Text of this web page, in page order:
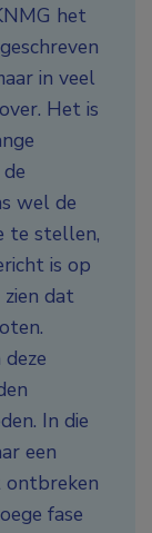
het
in veel
Het is
wel de
te stellen,
is op
dat
In die
een
ontbreken
fase